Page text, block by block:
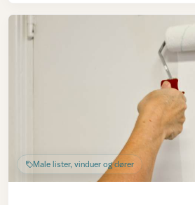
Male lister, vinduer og dører